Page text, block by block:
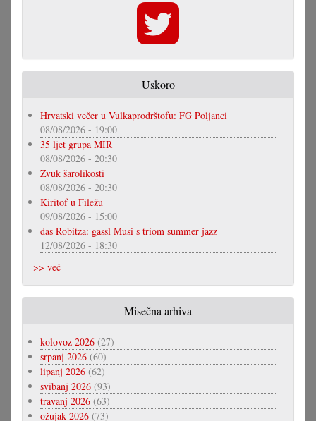
Uskoro
Hrvatski večer u Vulkaprodrštofu: FG Poljanci
08/08/2026 - 19:00
35 ljet grupa MIR
08/08/2026 - 20:30
Zvuk šarolikosti
08/08/2026 - 20:30
Kiritof u Filežu
09/08/2026 - 15:00
das Robitza: gassl Musi s triom summer jazz
12/08/2026 - 18:30
>> već
Misečna arhiva
kolovoz 2026 (27)
srpanj 2026 (60)
lipanj 2026 (62)
svibanj 2026 (93)
travanj 2026 (63)
ožujak 2026 (73)